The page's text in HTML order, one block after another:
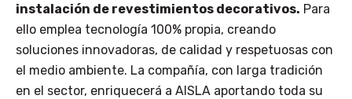
instalación de revestimientos decorativos. Para
ello emplea tecnología 100% propia, creando
soluciones innovadoras, de calidad y respetuosas con
el medio ambiente. La compañía, con larga tradición
en el sector, enriquecerá a AISLA aportando toda su